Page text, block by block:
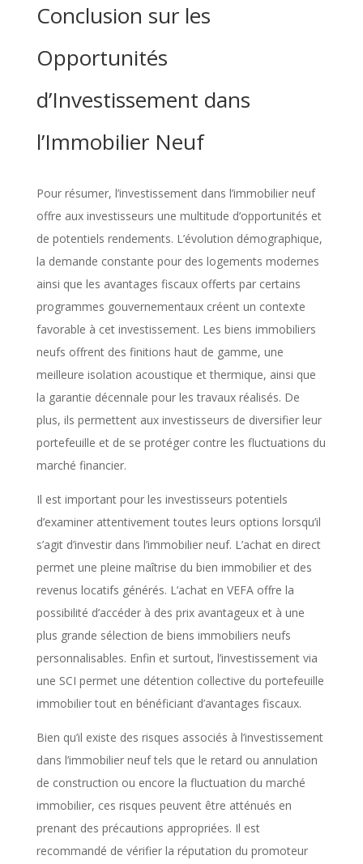
Conclusion sur les
Opportunités
d’Investissement dans
l’Immobilier Neuf
Pour résumer, l’investissement dans l’immobilier neuf
offre aux investisseurs une multitude d’opportunités et
de potentiels rendements. L’évolution démographique,
la demande constante pour des logements modernes
ainsi que les avantages fiscaux offerts par certains
programmes gouvernementaux créent un contexte
favorable à cet investissement. Les biens immobiliers
neufs offrent des finitions haut de gamme, une
meilleure isolation acoustique et thermique, ainsi que
la garantie décennale pour les travaux réalisés. De
plus, ils permettent aux investisseurs de diversifier leur
portefeuille et de se protéger contre les fluctuations du
marché financier.
Il est important pour les investisseurs potentiels
d’examiner attentivement toutes leurs options lorsqu’il
s’agit d’investir dans l’immobilier neuf. L’achat en direct
permet une pleine maîtrise du bien immobilier et des
revenus locatifs générés. L’achat en VEFA offre la
possibilité d’accéder à des prix avantageux et à une
plus grande sélection de biens immobiliers neufs
personnalisables. Enfin et surtout, l’investissement via
une SCI permet une détention collective du portefeuille
immobilier tout en bénéficiant d’avantages fiscaux.
Bien qu’il existe des risques associés à l’investissement
dans l’immobilier neuf tels que le retard ou annulation
de construction ou encore la fluctuation du marché
immobilier, ces risques peuvent être atténués en
prenant des précautions appropriées. Il est
recommandé de vérifier la réputation du promoteur